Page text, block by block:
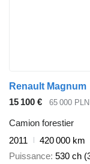
Renault Magnum
15 100 €
65 000 PLN
Camion forestier
2011
420 000 km
Puissance 530 ch